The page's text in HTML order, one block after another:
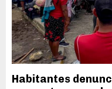
Habitantes